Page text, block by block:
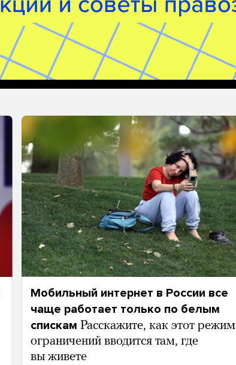
Мобильный интернет в России все
чаще работает только по белым
спискам Расскажите, как этот режим
ограничений вводится там, где
вы живете